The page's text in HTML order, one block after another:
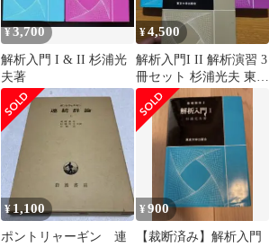
¥3,700
解析入門 I & II 杉浦光
夫著
¥4,500
解析入門I II 解析演習 3
冊セット 杉浦光夫 東京
大学出版会
¥1,100
ポントリャーギン 連
¥900
【裁断済み】解析入門